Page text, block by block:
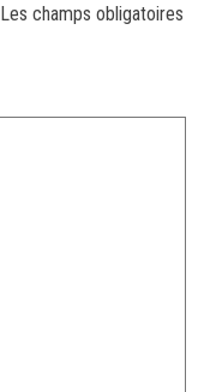
Les champs obligatoires